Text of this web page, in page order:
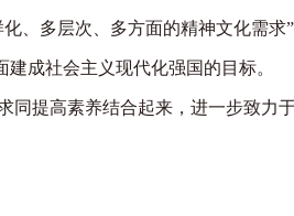
、多层次、多方面的精神文化需求
成社会主义现代化强国的目标。
提高素养结合起来，进一步致力